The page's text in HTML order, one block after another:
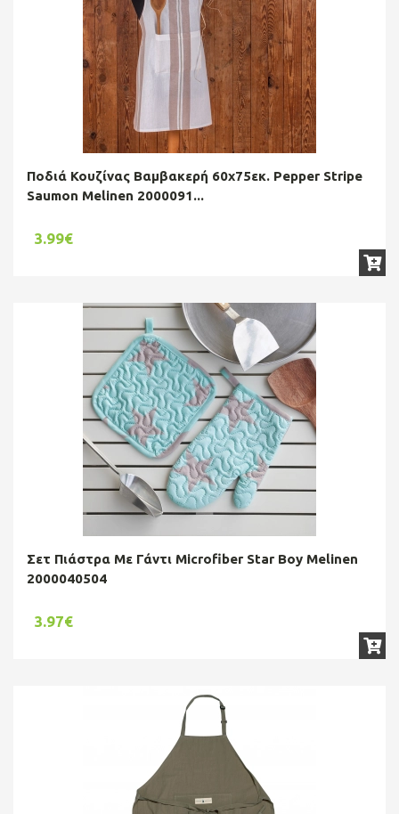
Ποδιά Κουζίνας Βαμβακερή 60x75εκ. Pepper Stripe
Saumon Melinen 2000091...
3.99€
Σετ Πιάστρα Με Γάντι Microfiber Star Boy Melinen
2000040504
3.97€